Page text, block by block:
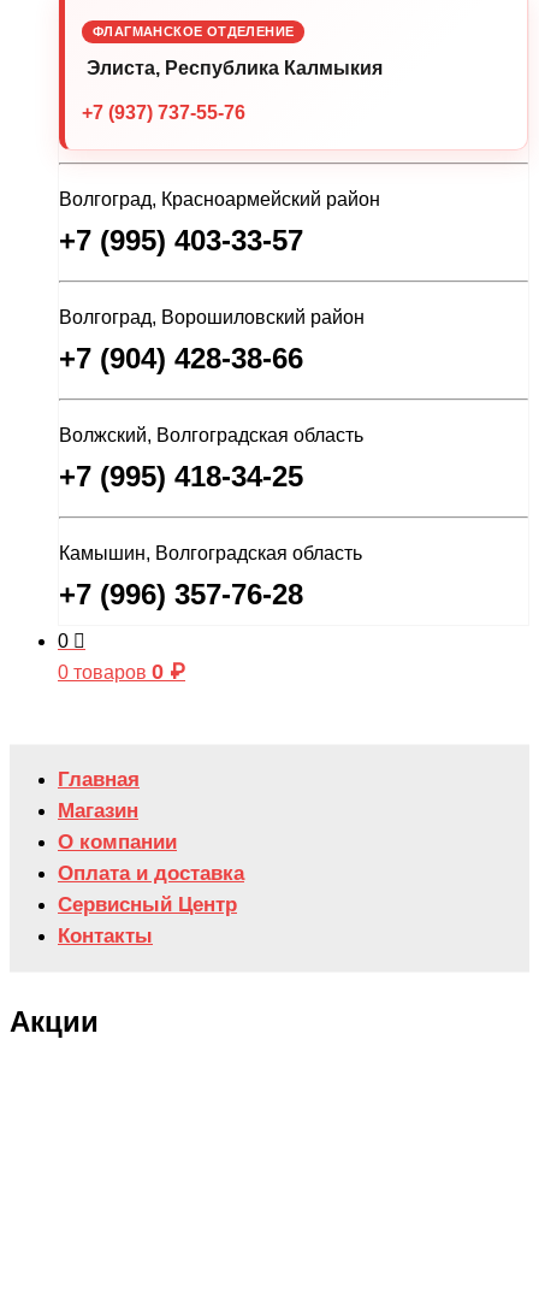
ФЛАГМАНСКОЕ ОТДЕЛЕНИЕ
Элиста, Республика Калмыкия
+7 (937) 737-55-76
Волгоград, Красноармейский район
+7 (995) 403-33-57
Волгоград, Ворошиловский район
+7 (904) 428-38-66
Волжский, Волгоградская область
+7 (995) 418-34-25
Камышин, Волгоградская область
+7 (996) 357-76-28
0
0 товаров 0 ₽
Главная
Магазин
О компании
Оплата и доставка
Сервисный Центр
Контакты
Акции